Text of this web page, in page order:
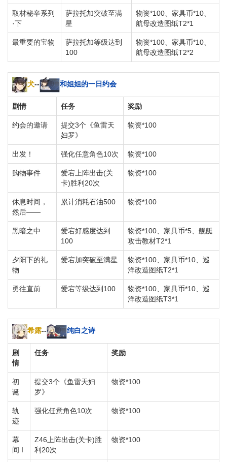
取材秘辛系列
·下
萨拉托加突破至满
星
物资*100、家具币*10、
航母改造图纸T2*1
最重要的宝物
萨拉托加等级达到
100
物资*100、家具币*10、
航母改造图纸T2*2
犬-- 和姐姐的一日约会
剧情 任务 奖励
约会的邀请
提交3个《鱼雷天
妇罗》
物资*100
出发！ 强化任意角色10次 物资*100
购物事件
爱宕上阵出击(关
卡)胜利20次
物资*100
休息时间，
然后——
累计消耗石油500 物资*100
黑暗之中
爱宕好感度达到
100
物资*100、家具币*5、舰艇
攻击教材T2*1
夕阳下的礼
物
爱宕加突破至满星
物资*100、家具币*10、巡
洋改造图纸T2*1
勇往直前 爱宕等级达到100
物资*100、家具币*10、巡
洋改造图纸T3*1
希露-- 纯白之诗
剧
情
任务 奖励
初
诞
提交3个《鱼雷天妇
罗》
物资*100
轨
迹
强化任意角色10次 物资*100
幕
间 I
Z46上阵出击(关卡)胜
利20次
物资*100